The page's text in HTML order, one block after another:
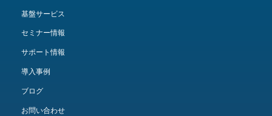
基盤サービス
セミナー情報
サポート情報
導入事例
ブログ
お問い合わせ